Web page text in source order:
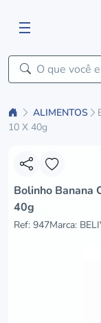
ALIMENTOS
10 X 40g
Bolinho Banana
40g
Ref: 947Marca: